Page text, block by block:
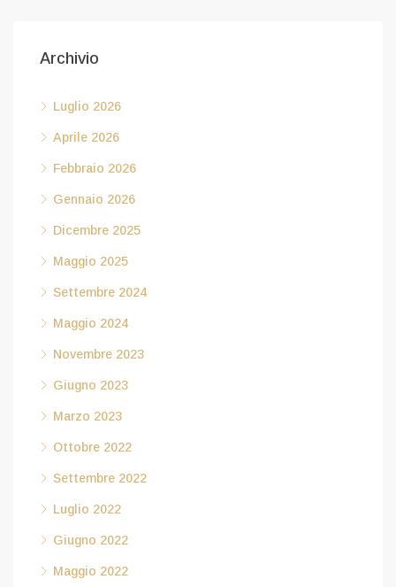
Archivio
Luglio 2026
Aprile 2026
Febbraio 2026
Gennaio 2026
Dicembre 2025
Maggio 2025
Settembre 2024
Maggio 2024
Novembre 2023
Giugno 2023
Marzo 2023
Ottobre 2022
Settembre 2022
Luglio 2022
Giugno 2022
Maggio 2022